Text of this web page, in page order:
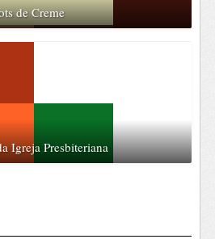
de Creme
Igreja Presbiteriana